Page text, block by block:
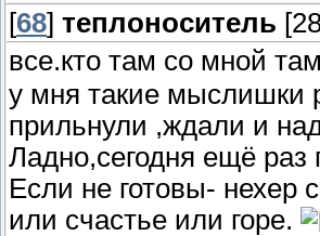
[68] теплоноситель
все.кто там со мной
у мня такие мыслишки
прильнули ,ждали и
Ладно,сегодня ещё раз
Если не готовы- нехер
или счастье или горе.